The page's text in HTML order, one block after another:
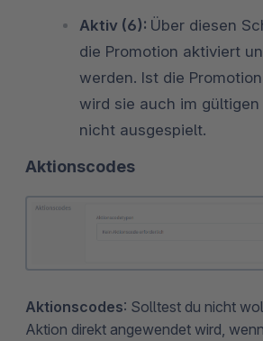
Aktiv (6): Über diesen
die Promotion aktiviert
werden. Ist die
wird sie auch im
nicht ausgespielt.
Aktionscodes
Aktionscodes: Solltest du nicht
Aktion direkt angewendet wird,